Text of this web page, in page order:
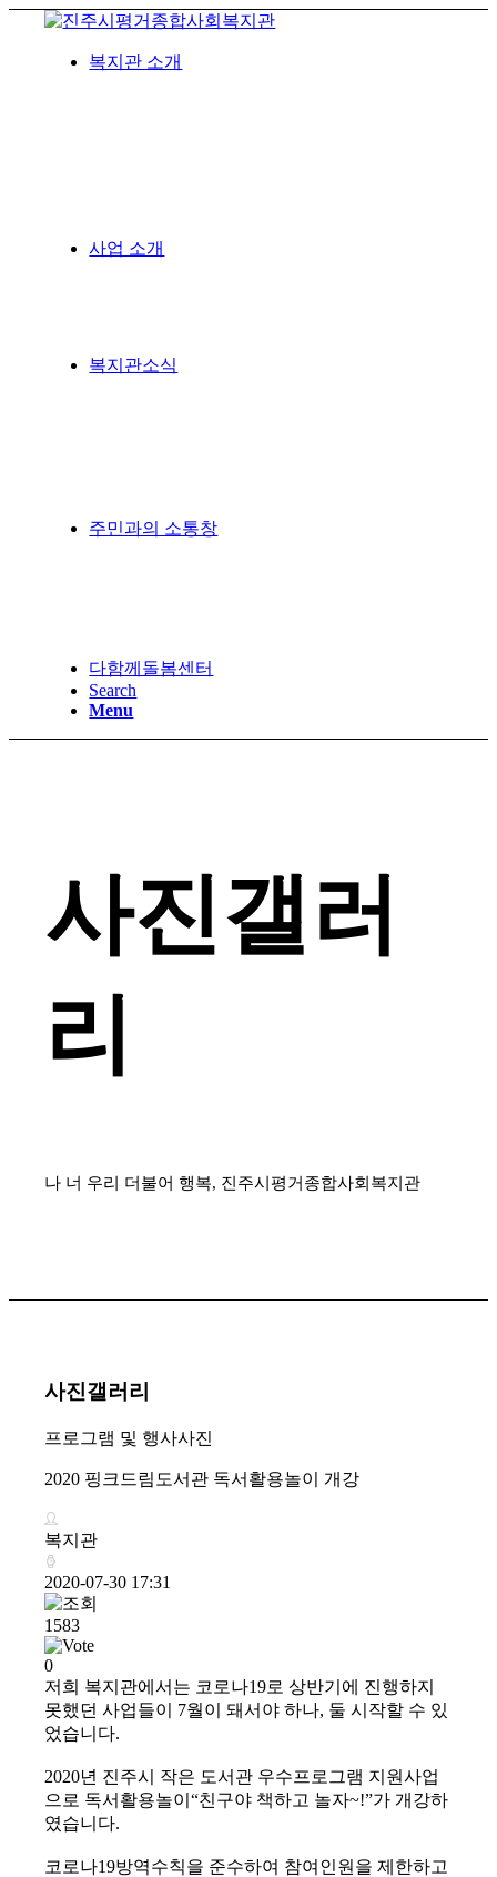
복지관 소개
사업 소개
복지관소식
주민과의 소통창
다함께돌봄센터
Search
Menu
사진갤러
리
나 너 우리 더불어 행복, 진주시평거종합사회복지관
사진갤러리
프로그램 및 행사사진
2020 핑크드림도서관 독서활용놀이 개강
복지관
2020-07-30 17:31
1583
0
저희 복지관에서는 코로나19로 상반기에 진행하지
못했던 사업들이 7월이 돼서야 하나, 둘 시작할 수 있
었습니다.
2020년 진주시 작은 도서관 우수프로그램 지원사업
으로 독서활용놀이“친구야 책하고 놀자~!”가 개강하
였습니다.
코로나19방역수칙을 준수하여 참여인원을 제한하고